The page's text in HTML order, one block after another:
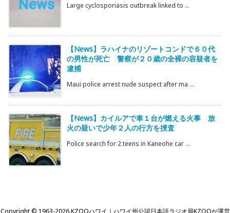
Large cyclosporiasis outbreak linked to ...
【News】ラハイナのリゾートコンドで６０代
の男性が死亡 警察が２０歳の全裸の容疑者を
逮捕
Maui police arrest nude suspect after ma ...
【News】カイルアで車１台が燃える火事 放
火の疑いで少年２人の行方を捜査
Police search for 2 teens in Kaneohe car ...
Copyright © 1963-2026KZOOハワイ｜ハワイ州公認日本語ラジオ局KZOOが運営